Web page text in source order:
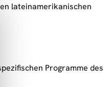
lateinamerikanischen
Programme des